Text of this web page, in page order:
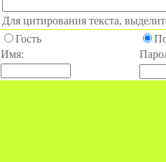
Для цитирования текста,
Гость
Имя: